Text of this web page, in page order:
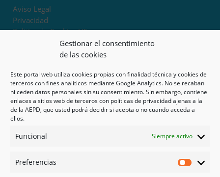
Gestionar el consentimiento
de las cookies
Este portal web utiliza cookies propias con finalidad técnica y cookies de
terceros con fines analíticos mediante Google Analytics. No se recaban
ni ceden datos personales sin su consentimiento. Sin embargo, contiene
enlaces a sitios web de terceros con políticas de privacidad ajenas a la
de la AEPD, que usted podrá decidir si acepta o no cuando acceda a
ellos.
Funcional Siempre activo
Preferencias
Aviso Legal
Privacidad
Política de Cookies UE
Términos y condiciones
Exoneración de responsabilidad
Mapa del sitio
Mi cuenta
Tienda
Psicología en Murcia
Guías
Redes sociales